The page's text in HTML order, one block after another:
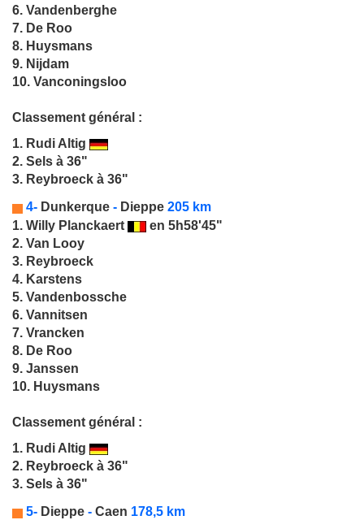
6. Vandenberghe
7. De Roo
8. Huysmans
9. Nijdam
10. Vanconingsloo
Classement général :
1. Rudi Altig
2. Sels à 36"
3. Reybroeck à 36"
4- Dunkerque - Dieppe 205 km
1. Willy Planckaert
en 5h58'45"
2. Van Looy
3. Reybroeck
4. Karstens
5. Vandenbossche
6. Vannitsen
7. Vrancken
8. De Roo
9. Janssen
10. Huysmans
Classement général :
1. Rudi Altig
2. Reybroeck à 36"
3. Sels à 36"
5- Dieppe - Caen 178,5 km